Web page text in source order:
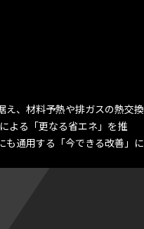
え、材料予熱や排ガスの熱交換
よる「更なる省エネ」を推
も通用する「今できる改善」に